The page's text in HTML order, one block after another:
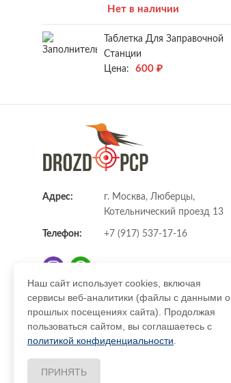
Нет в наличии
Таблетка Для Заправочной
Станции
Цена:
600 ₽
Адрес:
г. Москва, Люберцы,
Котельнический проезд 13
Телефон: +7 (917) 537-17-16
E-mail: info@DrozdPcp.ru
Наш сайт использует cookies, включая
сервисы веб-аналитики (файлы с данными о
прошлых посещениях сайта). Продолжая
пользоваться сайтом, вы соглашаетесь с
политикой конфиденциальности
ПРИНЯТЬ